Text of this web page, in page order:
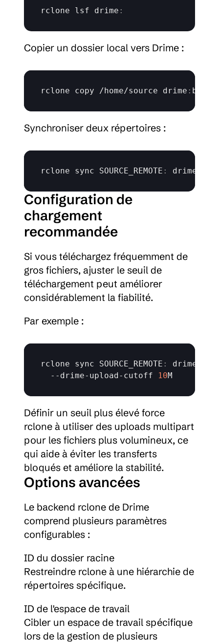
rclone lsf drime :
Copier un dossier local vers Drime :
rclone copy /home/source drime :
Synchroniser deux répertoires :
rclone sync SOURCE_REMOTE : drime
Configuration de
chargement
recommandée
Si vous téléchargez fréquemment de
gros fichiers, ajuster le seuil de
téléchargement peut améliorer
considérablement la fiabilité.
Par exemple :
rclone sync SOURCE_REMOTE : drime
  --
drime- upload- cutoff 10M
Définir un seuil plus élevé force
rclone à utiliser des uploads multipart
pour les fichiers plus volumineux, ce
qui aide à éviter les transferts
bloqués et améliore la stabilité.
Options avancées
Le backend rclone de Drime
comprend plusieurs paramètres
configurables :
ID du dossier racine
Restreindre rclone à une hiérarchie de
répertoires spécifique.
ID de l'espace de travail
Cibler un espace de travail spécifique
lors de la gestion de plusieurs